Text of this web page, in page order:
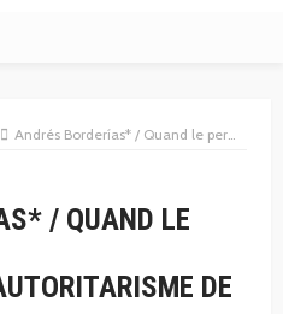
Andrés Borderías* / Quand le permis devient obligatoire : l’autoritarisme de la jouissance
/ QUAND LE
DE